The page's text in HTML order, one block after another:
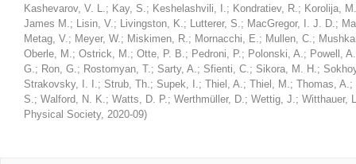
Kashevarov, V. L.; Kay, S.; Keshelashvili, I.; Kondratiev, R.; Korolija, M.
James M.; Lisin, V.; Livingston, K.; Lutterer, S.; MacGregor, I. J. D.;
Metag, V.; Meyer, W.; Miskimen, R.; Mornacchi, E.; Mullen, C.;
Oberle, M.; Ostrick, M.; Otte, P. B.; Pedroni, P.; Polonski, A.; Powell, A.
G.; Ron, G.; Rostomyan, T.; Sarty, A.; Sfienti, C.; Sikora, M. H.;
Strakovsky, I. I.; Strub, Th.; Supek, I.; Thiel, A.; Thiel, M.; Thomas, A.;
S.; Walford, N. K.; Watts, D. P.; Werthmüller, D.; Wettig, J.; Witthauer,
Physical Society, 2020-09)